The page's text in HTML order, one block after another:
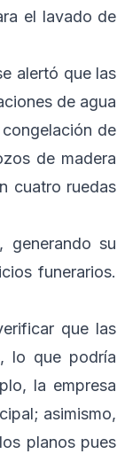
el lavado de
alertó que las
de agua
de
de madera
cuatro ruedas
generando su
funerarios.
que las
lo que podría
la empresa
asimismo,
planos pues